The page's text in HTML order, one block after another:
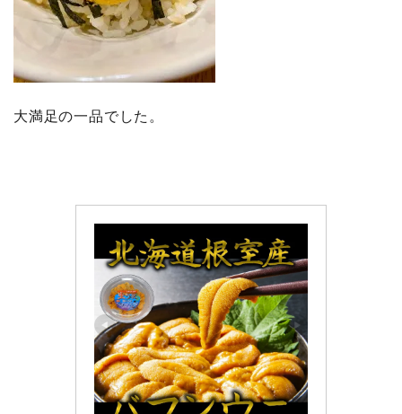
大満足の一品でした。